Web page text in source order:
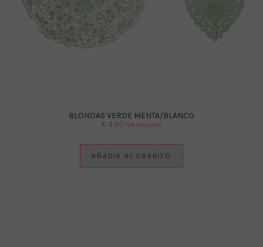
BLONDAS VERDE MENTA/BLANCO
€4.50 IVA Incluido
AÑADIR AL CARRITO